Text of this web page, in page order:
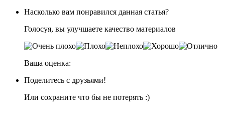
Насколько вам понравился данная статья?
Голосуя, вы улучшаете качество материалов
Ваша оценка:
Поделитесь с друзьями!
Или сохраните что бы не потерять :)